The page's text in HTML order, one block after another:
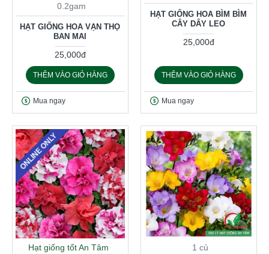
0.2gam
HẠT GIỐNG HOA VẠN THỌ
BAN MAI
25,000đ
THÊM VÀO GIỎ HÀNG
Mua ngay
HẠT GIỐNG HOA BÌM BÌM
CÂY DÂY LEO
25,000đ
THÊM VÀO GIỎ HÀNG
Mua ngay
ONLINE ONLY
Hạt giống tốt An Tâm 1 củ